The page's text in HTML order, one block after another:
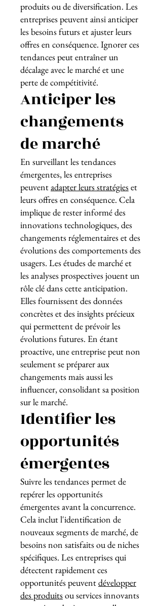
produits ou de diversification. Les
entreprises peuvent ainsi anticiper
les besoins futurs et ajuster leurs
offres en conséquence. Ignorer ces
tendances peut entraîner un
décalage avec le marché et une
perte de compétitivité.
Anticiper les
changements
de marché
En surveillant les tendances
émergentes, les entreprises
peuventadapter leurs stratégieset
leurs offres en conséquence. Cela
implique de rester informé des
innovations technologiques, des
changements réglementaires et des
évolutions des comportements des
usagers. Les études de marché et
les analyses prospectives jouent un
rôle clé dans cette anticipation.
Elles fournissent des données
concrètes et des insights précieux
qui permettent de prévoir les
évolutions futures. En étant
proactive, une entreprise peut non
seulement se préparer aux
changements mais aussi les
influencer, consolidant sa position
sur le marché.
Identifier les
opportunités
émergentes
Suivre les tendances permet de
repérer les opportunités
émergentes avant la concurrence.
Cela inclut l'identification de
nouveaux segments de marché, de
besoins non satisfaits ou de niches
spécifiques. Les entreprises qui
détectent rapidement ces
opportunités peuventdévelopper
des produitsou services innovants